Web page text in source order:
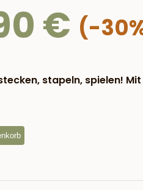
€
stapeln, spielen!